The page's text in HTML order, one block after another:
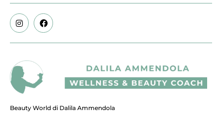
Beauty World di Dalila Ammendola